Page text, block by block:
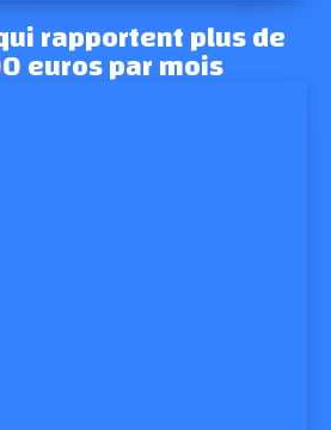
rapportent plus de
euros par mois